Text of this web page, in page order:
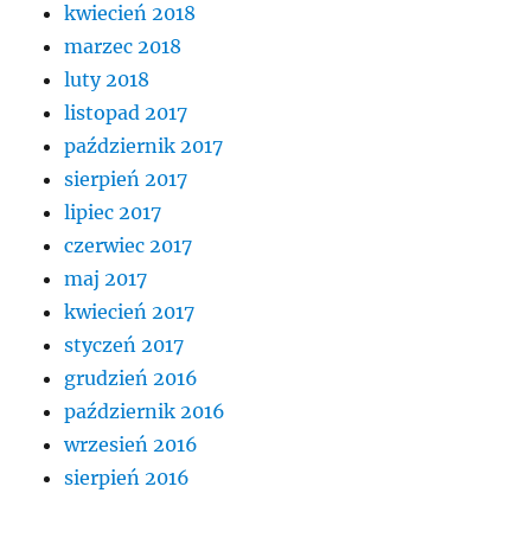
kwiecień 2018
marzec 2018
luty 2018
listopad 2017
październik 2017
sierpień 2017
lipiec 2017
czerwiec 2017
maj 2017
kwiecień 2017
styczeń 2017
grudzień 2016
październik 2016
wrzesień 2016
sierpień 2016